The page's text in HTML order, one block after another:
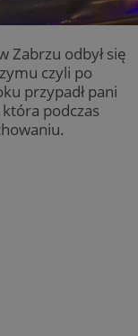
Zabrzu odbył się
czyli po
przypadł pani
podczas